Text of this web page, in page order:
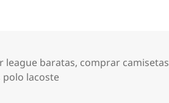
league baratas, comprar camisetas
polo lacoste